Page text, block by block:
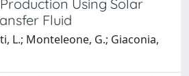
Using Solar
Fluid
L.; Monteleone, G.; Giaconia,